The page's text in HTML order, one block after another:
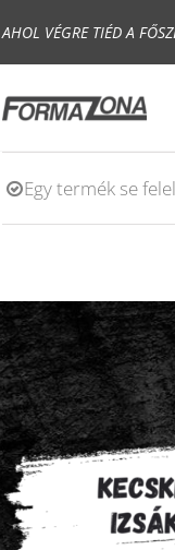
AHOL VÉGRE TIÉD A
Egy termék se